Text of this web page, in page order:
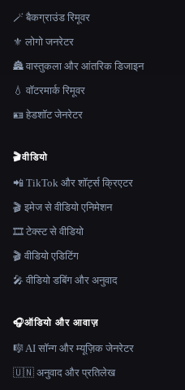
🪄 बैकग्राउंड रिमूवर
⚜️ लोगो जनरेटर
🏯 वास्तुकला और आंतरिक डिजाइन
💧 वॉटरमार्क रिमूवर
🪪 हेडशॉट जेनरेटर
🎬वीडियो
📲 TikTok और शॉर्ट्स क्रिएटर
🎬 इमेज से वीडियो एनिमेशन
🎞️ टेक्स्ट से वीडियो
🎬 वीडियो एडिटिंग
🎤 वीडियो डबिंग और अनुवाद
🎧ऑडियो और आवाज़
🎼 AI सॉन्ग और म्यूज़िक जेनरेटर
🇺🇳 अनुवाद और प्रतिलेख